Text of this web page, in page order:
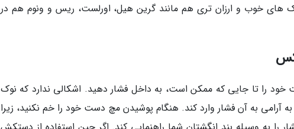
های خوب و ارزان تری هم مانند گرین هیل، اورلست، ریس و ونوم هم در
را تا جایی که ممکن است، به داخل فشار دهید. اشکالی ندارد که نوک
آرامی به آن فشار وارد کند. هنگام پوشیدن مچ دست خود را خم نکنید، زیرا